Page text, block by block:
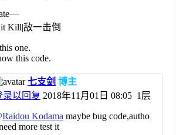
Kill|敌一击倒
one.
this code.
七支剑 博主
录以回复 2018年11月01日 08:05 1层
Raidou Kodama maybe bug code,autho
more test it